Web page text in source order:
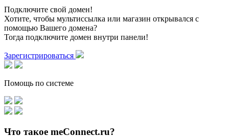
Подключите свой домен!
Хотите, чтобы мультиссылка или магазин открывался с
помощью Вашего домена?
Тогда подключите домен внутри панели!
Зарегистрироваться
Помощь по системе
Что такое meConnect.ru?